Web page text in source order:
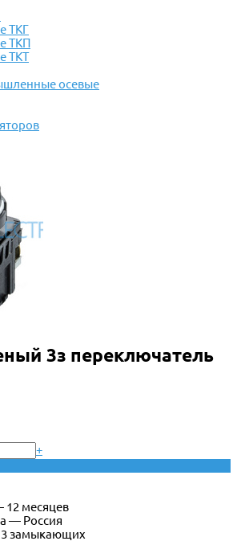
ТКГ
ТКП
ТКТ
осевые
3з переключатель
+
12 месяцев
— Россия
3 замыкающих